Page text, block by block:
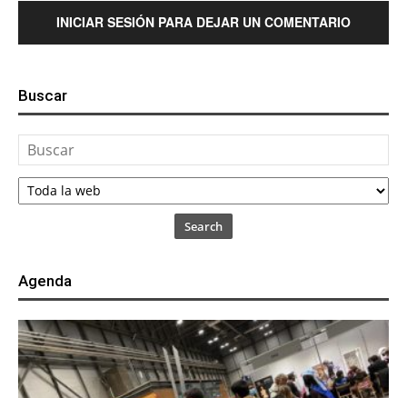
INICIAR SESIÓN PARA DEJAR UN COMENTARIO
Buscar
Search
Agenda